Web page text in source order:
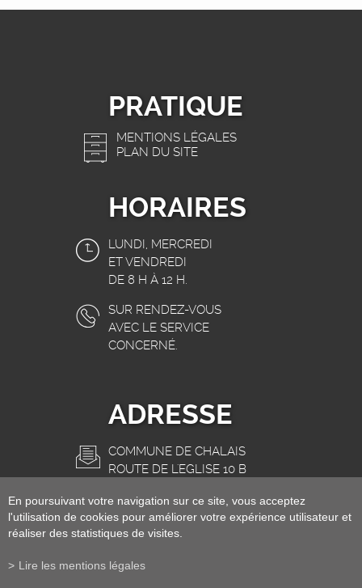
PRATIQUE
MENTIONS LÉGALES
PLAN DU SITE
HORAIRES
LUNDI, MERCREDI
ET VENDREDI
DE 8 H À 12 H.
SUR RENDEZ-VOUS
AVEC LE SERVICE
CONCERNÉ.
ADRESSE
COMMUNE DE CHALAIS
ROUTE DE L'EGLISE 10 B
INFO@CHALAIS.CH
En poursuivant votre navigation sur ce site, vous acceptez
l'utilisation de cookies pour améliorer votre expérience utilisateur et
réaliser des statistiques de visites.
Lire les mentions légales